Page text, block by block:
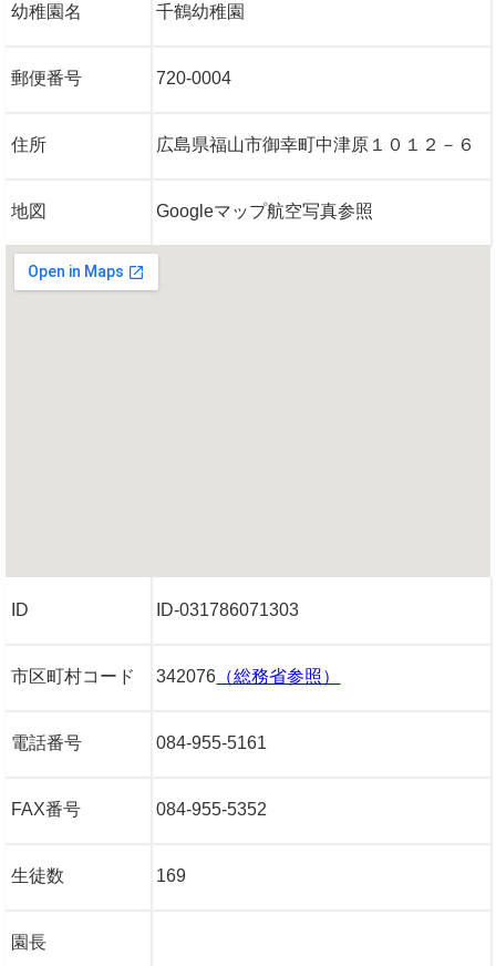
幼稚園名 千鶴幼稚園
郵便番号 720-0004
住所 広島県福山市御幸町中津原１０１２－６
地図 Googleマップ航空写真参照
ID ID-031786071303
市区町村コード 342076 （総務省参照）
電話番号 084-955-5161
FAX番号 084-955-5352
生徒数 169
園長